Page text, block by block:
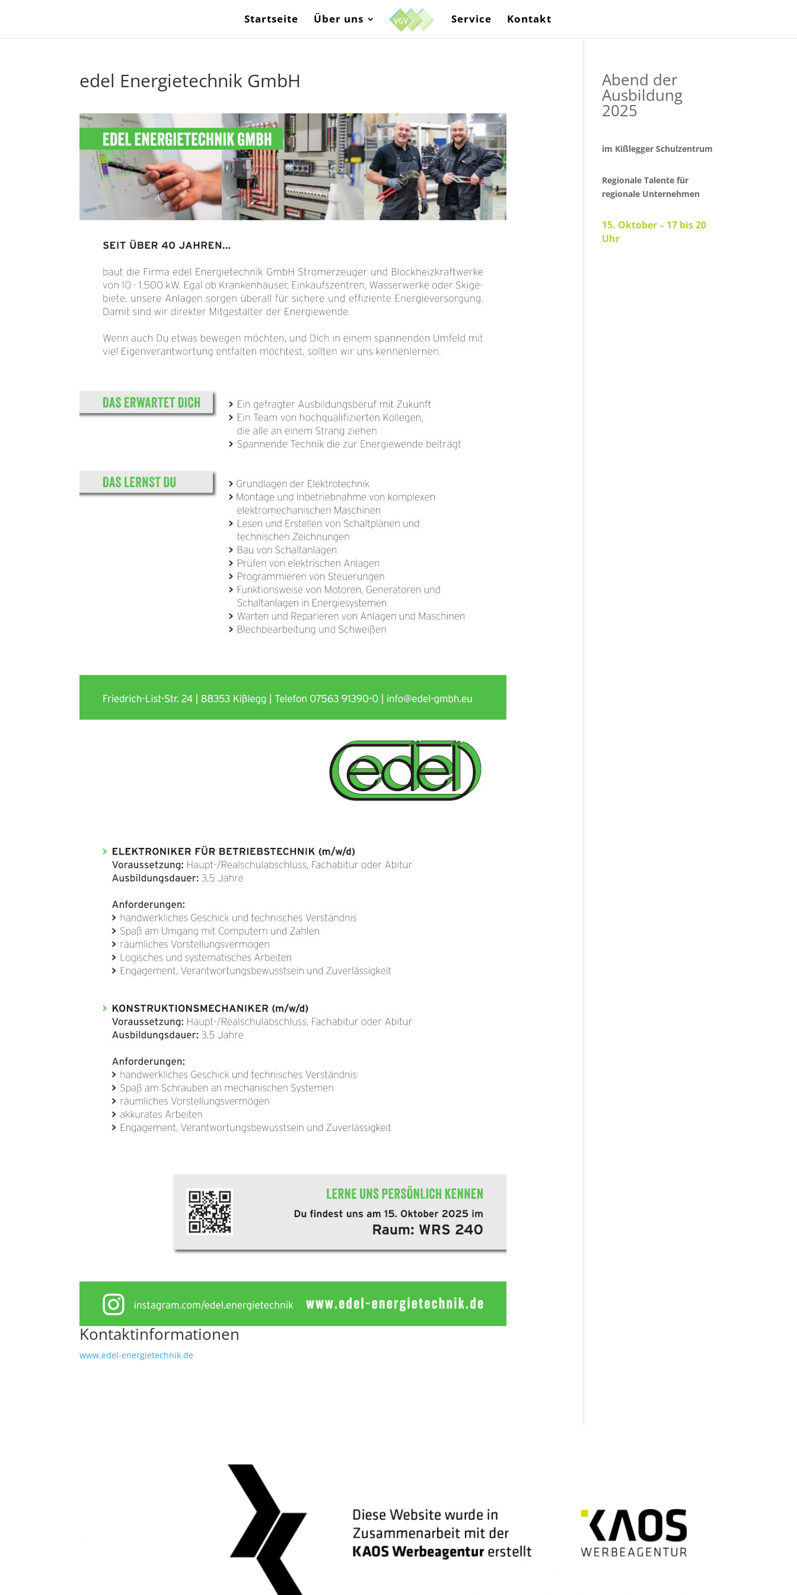
Startseite Über uns Service Kontakt
edel Energietechnik GmbH
Kontaktinformationen
www.edel-energietechnik.de
Abend der
Ausbildung
2025
im Kißlegger Schulzentrum
Regionale Talente für
regionale Unternehmen
15. Oktober – 17 bis 20
Uhr